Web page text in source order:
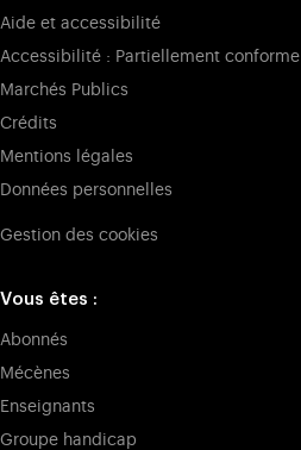
Aide et accessibilité
Accessibilité : Partiellement conforme
Marchés Publics
Crédits
Mentions légales
Données personnelles
Gestion des cookies
Vous êtes :
Abonnés
Mécènes
Enseignants
Groupe handicap